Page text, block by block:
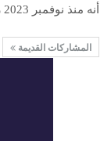
أنه منذ نوفمبر 2023 ردا على حرب غزة، شنت جماعة الحوثي أكثر
المشاركات القديمة